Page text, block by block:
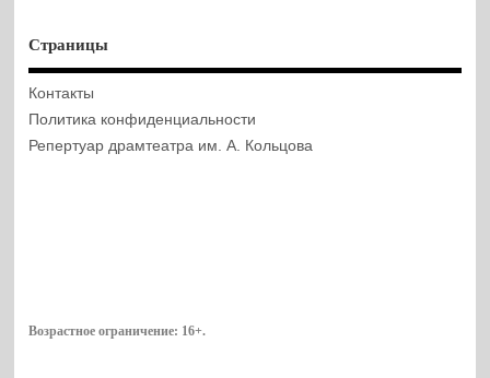
Страницы
Контакты
Политика конфиденциальности
Репертуар драмтеатра им. А. Кольцова
Возрастное ограничение: 16+.